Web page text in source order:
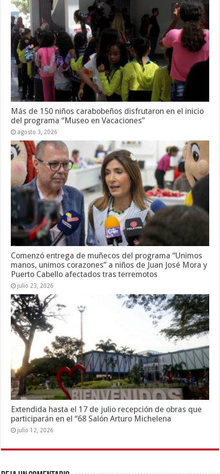
Más de 150 niños carabobeños disfrutaron en el inicio
del programa “Museo en Vacaciones”
agosto 3, 2026
Comenzó entrega de muñecos del programa “Unimos
manos, unimos corazones” a niños de Juan José Mora y
Puerto Cabello afectados tras terremotos
julio 23, 2026
Extendida hasta el 17 de julio recepción de obras que
participarán en el “68 Salón Arturo Michelena
julio 12, 2026